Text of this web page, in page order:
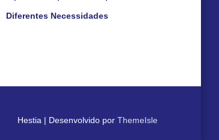
Diferentes Necessidades
Hestia | Desenvolvido por ThemeIsle